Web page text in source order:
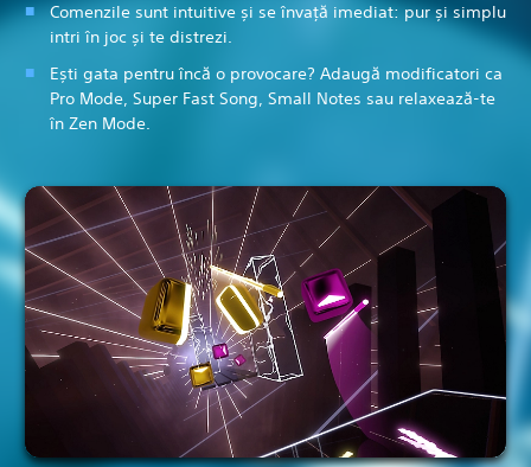
Comenzile sunt intuitive și se învață imediat: pur și simplu
intri în joc și te distrezi.
Ești gata pentru încă o provocare? Adaugă modificatori ca
Pro Mode, Super Fast Song, Small Notes sau relaxează-te
în Zen Mode.